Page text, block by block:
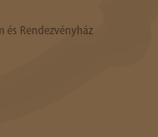
és Rendezvényház